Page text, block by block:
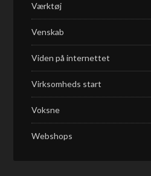
Værktøj
Venskab
Viden på internettet
Virksomheds start
Voksne
Webshops